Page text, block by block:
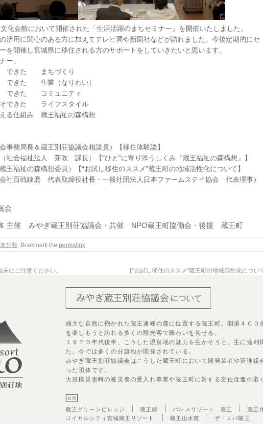
化会館において開催された「生涯活躍のまちセミナー」を開催いたしました。
活用に関心のある方に加えてテレビ局や新聞社などが訪れました。今後定期的にセ
を開催し宮城県に移住される方のサポートをしていきたいと思います。
ー」
きた まちづくり
きた 生業（なりわい）
きた コミュニティ
できた ライフスタイル
る仕組み 蔵王福祉の森構想
事務局長＆蔵王別荘協議会相談員）【移住体験談】
会福祉法人 芽吹 課長）【“ひと”に寄り添うしくみ『蔵王福祉の森構想』】
福祉の森構想委員）【“お試し移住のススメ”蔵王町の地域活性化について】
社百戦錬磨 代表取締役社長・一般社団法人日本ファームステイ協会 代表理事）
会
主催 みやぎ蔵王別荘協議会・共催 NPO蔵王町協働会・後援 蔵王町
未分類. Bookmark the permalink.
にご注意ください。 【“お試し移住のススメ”蔵王町の地域活性化につい
雄大な自然に抱かれた蔵王連峰の麓に位置する蔵王町。開湯４０
を楽しもうと訪れる多くの観光客で賑わいを見せる。
１９７０年代後半、こうした温泉地の魅力を生かそうと、主に遠
た。今では多くの分譲地が開発されている。
みやぎ蔵王別荘協議会はこうした蔵王町において開発業者や管理
った団体です。
大規模災害時の被災者の受入れ事業や蔵王町に対する定住促進の取
蔵王グリーンビレッジ 蔵王郷 パレスリゾート 蔵王 蔵王
ロイヤルシティ宮城蔵王リゾート
蔵王山水苑 ザ・スパ蔵王